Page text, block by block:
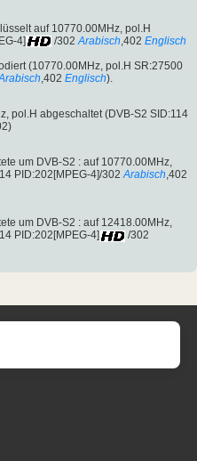
auf 10770.00MHz, pol.H
4]
/302 Arabisch ,402 Englisch
(10770.00MHz, pol.H SR:27500
,402 Englisch).
pol.H abgeschaltet (DVB-S2 SID:114
um DVB-S2 : auf 10770.00MHz,
PID:202[MPEG-4]/302 Arabisch,402
um DVB-S2 : auf 12418.00MHz,
PID:202[MPEG-4]
/302